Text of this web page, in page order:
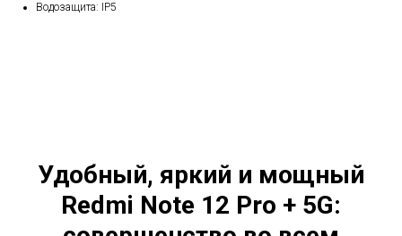
Водозащита: IP5
Удобный, яркий и мощный
Redmi Note 12 Pro + 5G: